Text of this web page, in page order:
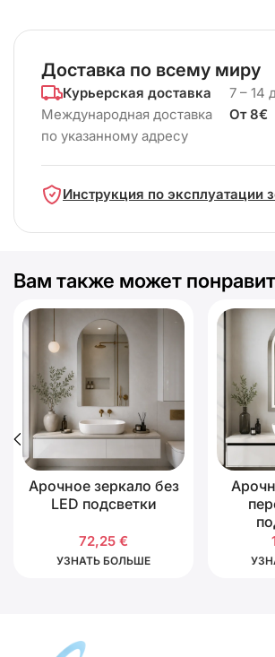
Доставка по всему миру
Курьерская доставка
Международная доставка
по указанному адресу
7 – 14
От 8€
Инструкция по эксплуатации
Вам также может
Арочное зеркало без
LED подсветки
72,25 €
УЗНАТЬ БОЛЬШЕ